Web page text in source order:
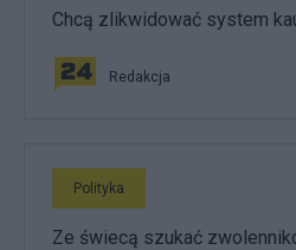
Chcą zlikwidować system
Redakcja
Polityka
Ze świecą szukać